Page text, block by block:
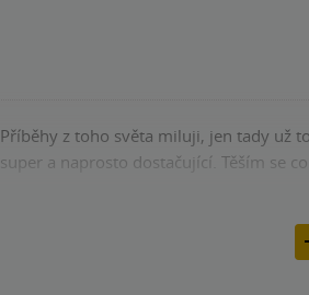
Příběhy z toho světa miluji, jen tady už
super a naprosto dostačující. Těším se